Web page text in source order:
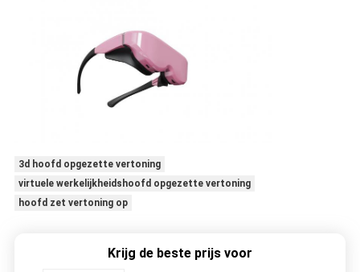
3d hoofd opgezette vertoning
virtuele werkelijkheidshoofd opgezette vertoning
hoofd zet vertoning op
Krijg de beste prijs voor